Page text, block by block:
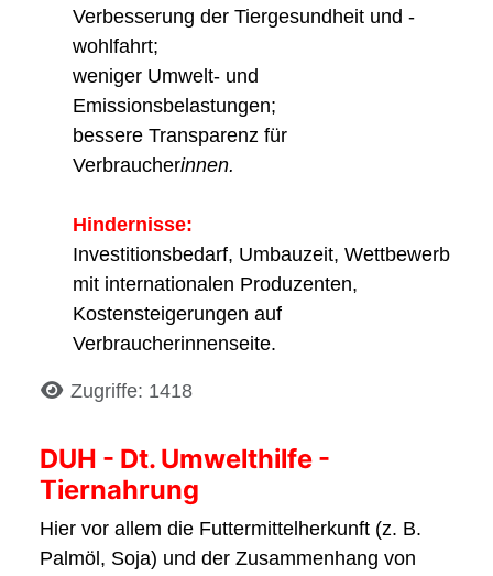
Verbesserung der Tiergesundheit und -
wohlfahrt;
weniger Umwelt- und
Emissionsbelastungen;
bessere Transparenz für
Verbraucherinnen.
Hindernisse:
Investitionsbedarf, Umbauzeit, Wettbewerb
mit internationalen Produzenten,
Kostensteigerungen auf
Verbraucherinnenseite.
DetailsZugriffe: 1418
DUH - Dt. Umwelthilfe -
Tiernahrung
Hier vor allem die Futtermittelherkunft (z. B.
Palmöl, Soja) und der Zusammenhang von